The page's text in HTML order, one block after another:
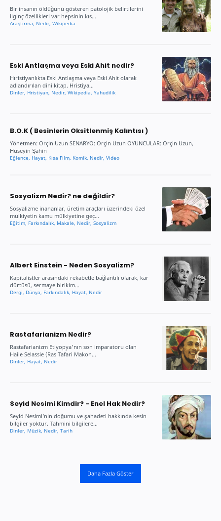
Bir insanın öldüğünü gösteren patolojik belirtilerini
ilginç özellikleri var hepsinin kıs…
Eski Antlaşma veya Eski Ahit nedir?
Hıristiyanlıkta Eski Antlaşma veya Eski Ahit olarak
adlandırılan dini kitap. Hristiya…
B.O.K ( Besinlerin Oksitlenmiş Kalıntısı )
Yönetmen: Orçin Uzun SENARYO: Orçin Uzun OYUNCULAR: Orçin Uzun,
Hüseyin Şahin
Sosyalizm Nedir? ne değildir?
Sosyalizme inananlar, üretim araçları üzerindeki özel
mülkiyetin kamu mülkiyetine geç…
Albert Einstein - Neden Sosyalizm?
Kapitalistler arasındaki rekabetle bağlantılı olarak, kar
dürtüsü, sermaye birikim…
Rastafarianizm Nedir?
Rastafarianizm Etiyopya'nın son imparatoru olan
Haile Selassie (Ras Tafari Makon…
Seyid Nesimi Kimdir? - Enel Hak Nedir?
Seyid Nesimi’nin doğumu ve şahadeti hakkında kesin
bilgiler yoktur. Tahmini bilgilere…
Daha Fazla Göster